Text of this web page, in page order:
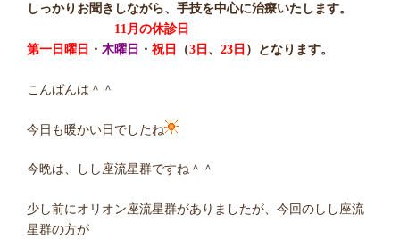
しっかりお聞きしながら、手技を中心に治療いたします。
11月の休診日
第一日曜日 ・ 木曜日 ・ 祝日 （3日 、 23日 ）となります。
こんばんは＾＾
今日も暖かい日でしたね
今晩は、しし座流星群ですね＾＾
少し前にオリオン座流星群がありましたが、今回のしし座流
星群の方が